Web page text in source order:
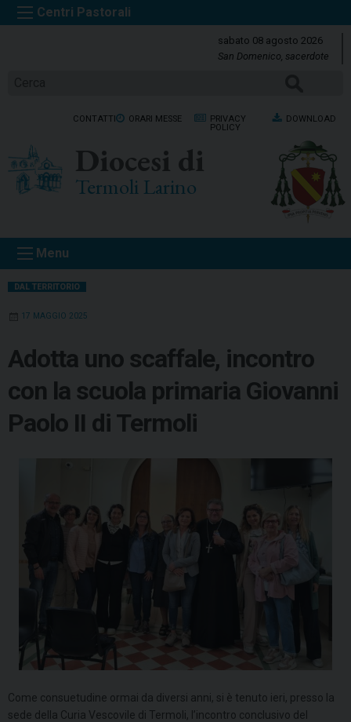
k
t
sabato 08 agosto 2026
San Domenico, sacerdote
CONTATTI ORARI MESSE
PRIVACY
POLICY
DOWNLOAD
Diocesi di
Termoli Larino
Menu
DAL TERRITORIO
17 MAGGIO 2025
Adotta uno scaffale, incontro
con la scuola primaria Giovanni
Paolo II di Termoli
Come consuetudine ormai da diversi anni, si è tenuto ieri, presso la
sede della Curia Vescovile di Termoli, l’incontro conclusivo del